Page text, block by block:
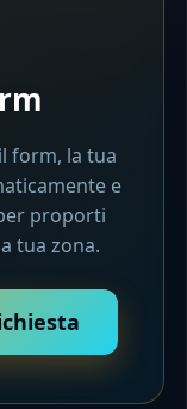
form, la tua
e
proporti
tua zona.